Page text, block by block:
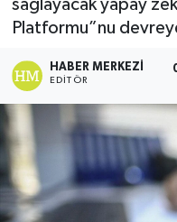
sağlayacak yapay
Platformu”nu
HABER MERKEZI
EDITÖR
Eleman
Emlak
Gündem